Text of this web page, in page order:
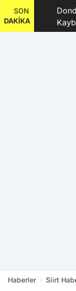
SON
DAKİKA
ve 9
Haberler Siirt